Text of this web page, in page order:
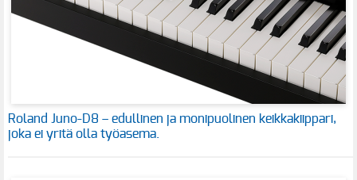
Roland Juno-D8 – edullinen ja monipuolinen keikkakiippari,
joka ei yritä olla työasema.